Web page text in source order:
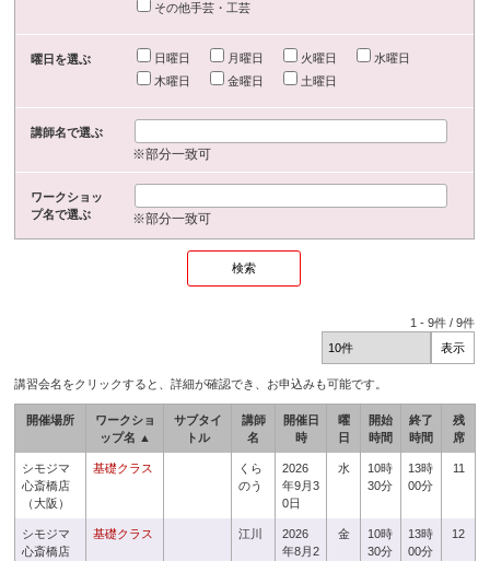
その他手芸・工芸
曜日を選ぶ 日曜日 月曜日 火曜日
水曜日
木曜日
金曜日 土曜日
講師名で選ぶ
※部分一致可
ワークショッ
プ名で選ぶ
※部分一致可
1 -9件 /9件
講習会名をクリックすると、詳細が確認でき、お申込みも可能です。
開催場所
ワークショ
ップ名 ▲
サブタイ
トル
講師
名
開催日
時
曜
日
開始
時間
終了
時間
残
席
シモジマ
心斎橋店
（大阪）
基礎クラス
くら
のう
2026
年9月3
0日
水
10時
30分
13時
00分
11
シモジマ
心斎橋店
基礎クラス 江川
2026
年8月2
金
10時
30分
13時
00分
12